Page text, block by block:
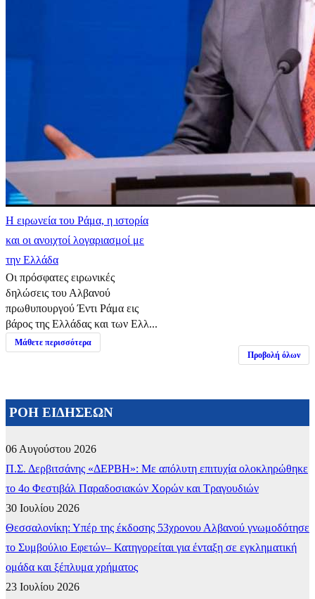
Η ειρωνεία του Ράμα, η ιστορία
και οι ανοιχτοί λογαριασμοί με
την Ελλάδα
Οι πρόσφατες ειρωνικές
δηλώσεις του Αλβανού
πρωθυπουργού Έντι Ράμα εις
βάρος της Ελλάδας και των Ελλ...
Μάθετε περισσότερα
Προβολή όλων
ΡΟΗ ΕΙΔΗΣΕΩΝ
06 Αυγούστου 2026
Π.Σ. Δερβιτσάνης «ΔΕΡΒΗ»: Με απόλυτη επιτυχία ολοκληρώθηκε
το 4ο Φεστιβάλ Παραδοσιακών Χορών και Τραγουδιών
30 Ιουλίου 2026
Θεσσαλονίκη: Υπέρ της έκδοσης 53χρονου Αλβανού γνωμοδότησε
το Συμβούλιο Εφετών– Κατηγορείται για ένταξη σε εγκληματική
ομάδα και ξέπλυμα χρήματος
23 Ιουλίου 2026